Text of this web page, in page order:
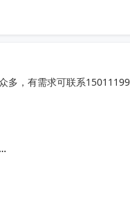
多，有需求可联系